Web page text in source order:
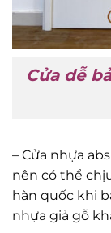
Cửa dễ
– Cửa nhựa
nên có thể
hàn quốc khi
nhựa giả gỗ